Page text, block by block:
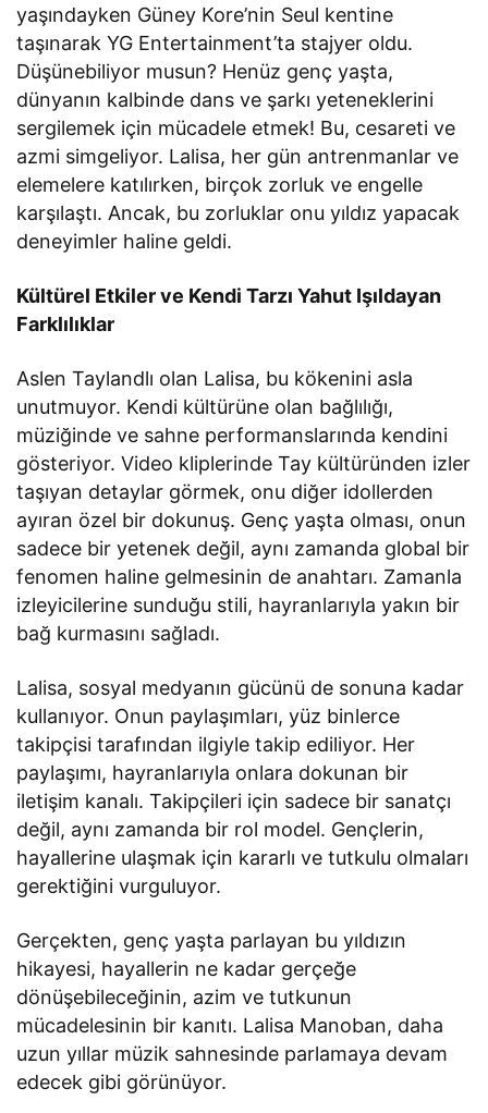
yaşındayken Güney Kore’nin Seul kentine
taşınarak YG Entertainment’ta stajyer oldu.
Düşünebiliyor musun? Henüz genç yaşta,
dünyanın kalbinde dans ve şarkı yeteneklerini
sergilemek için mücadele etmek! Bu, cesareti ve
azmi simgeliyor. Lalisa, her gün antrenmanlar ve
elemelere katılırken, birçok zorluk ve engelle
karşılaştı. Ancak, bu zorluklar onu yıldız yapacak
deneyimler haline geldi.
Kültürel Etkiler ve Kendi Tarzı Yahut Işıldayan
Farklılıklar
Aslen Taylandlı olan Lalisa, bu kökenini asla
unutmuyor. Kendi kültürüne olan bağlılığı,
müziğinde ve sahne performanslarında kendini
gösteriyor. Video kliplerinde Tay kültüründen izler
taşıyan detaylar görmek, onu diğer idollerden
ayıran özel bir dokunuş. Genç yaşta olması, onun
sadece bir yetenek değil, aynı zamanda global bir
fenomen haline gelmesinin de anahtarı. Zamanla
izleyicilerine sunduğu stili, hayranlarıyla yakın bir
bağ kurmasını sağladı.
Lalisa, sosyal medyanın gücünü de sonuna kadar
kullanıyor. Onun paylaşımları, yüz binlerce
takipçisi tarafından ilgiyle takip ediliyor. Her
paylaşımı, hayranlarıyla onlara dokunan bir
iletişim kanalı. Takipçileri için sadece bir sanatçı
değil, aynı zamanda bir rol model. Gençlerin,
hayallerine ulaşmak için kararlı ve tutkulu olmaları
gerektiğini vurguluyor.
Gerçekten, genç yaşta parlayan bu yıldızın
hikayesi, hayallerin ne kadar gerçeğe
dönüşebileceğinin, azim ve tutkunun
mücadelesinin bir kanıtı. Lalisa Manoban, daha
uzun yıllar müzik sahnesinde parlamaya devam
edecek gibi görünüyor.